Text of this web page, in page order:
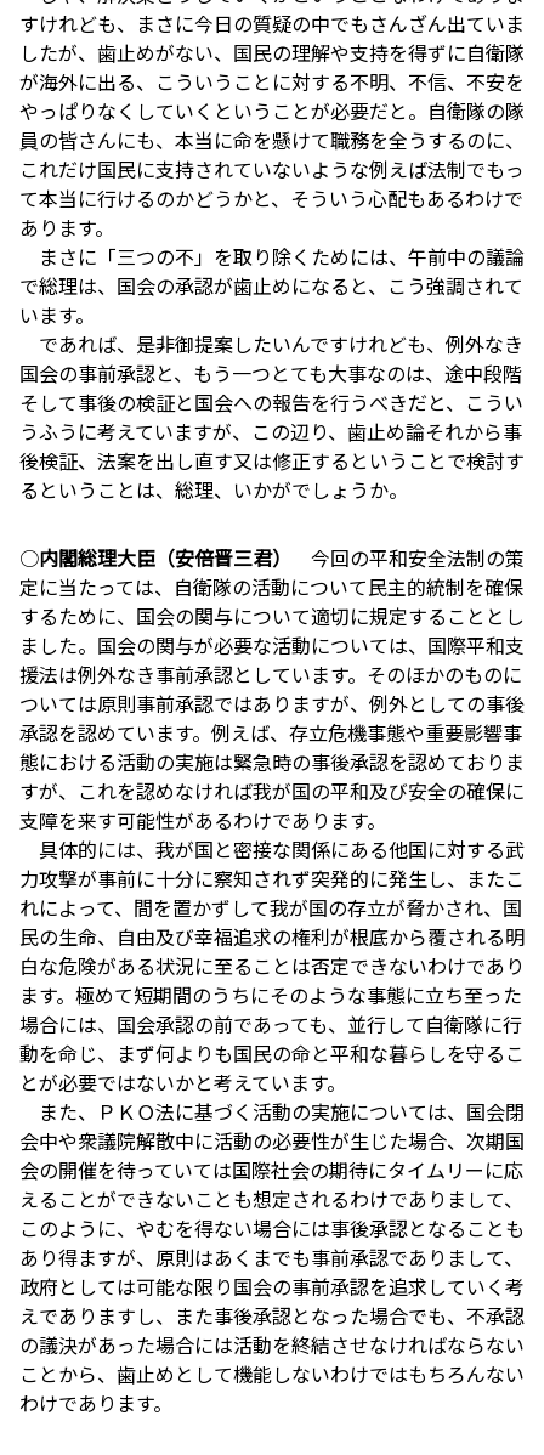
すけれども、まさに今日の質疑の中でもさんざん出ていま
したが、歯止めがない、国民の理解や支持を得ずに自衛隊
が海外に出る、こういうことに対する不明、不信、不安を
やっぱりなくしていくということが必要だと。自衛隊の隊
員の皆さんにも、本当に命を懸けて職務を全うするのに、
これだけ国民に支持されていないような例えば法制でもっ
て本当に行けるのかどうかと、そういう心配もあるわけで
あります。
まさに「三つの不」を取り除くためには、午前中の議論
で総理は、国会の承認が歯止めになると、こう強調されて
います。
であれば、是非御提案したいんですけれども、例外なき
国会の事前承認と、もう一つとても大事なのは、途中段階
そして事後の検証と国会への報告を行うべきだと、こうい
うふうに考えていますが、この辺り、歯止め論それから事
後検証、法案を出し直す又は修正するということで検討す
るということは、総理、いかがでしょうか。
○内閣総理大臣（安倍晋三君）
今回の平和安全法制の策
定に当たっては、自衛隊の活動について民主的統制を確保
するために、国会の関与について適切に規定することとし
ました。国会の関与が必要な活動については、国際平和支
援法は例外なき事前承認としています。そのほかのものに
ついては原則事前承認ではありますが、例外としての事後
承認を認めています。例えば、存立危機事態や重要影響事
態における活動の実施は緊急時の事後承認を認めておりま
すが、これを認めなければ我が国の平和及び安全の確保に
支障を来す可能性があるわけであります。
具体的には、我が国と密接な関係にある他国に対する武
力攻撃が事前に十分に察知されず突発的に発生し、またこ
れによって、間を置かずして我が国の存立が脅かされ、国
民の生命、自由及び幸福追求の権利が根底から覆される明
白な危険がある状況に至ることは否定できないわけであり
ます。極めて短期間のうちにそのような事態に立ち至った
場合には、国会承認の前であっても、並行して自衛隊に行
動を命じ、まず何よりも国民の命と平和な暮らしを守るこ
とが必要ではないかと考えています。
また、ＰＫＯ法に基づく活動の実施については、国会閉
会中や衆議院解散中に活動の必要性が生じた場合、次期国
会の開催を待っていては国際社会の期待にタイムリーに応
えることができないことも想定されるわけでありまして、
このように、やむを得ない場合には事後承認となることも
あり得ますが、原則はあくまでも事前承認でありまして、
政府としては可能な限り国会の事前承認を追求していく考
えでありますし、また事後承認となった場合でも、不承認
の議決があった場合には活動を終結させなければならない
ことから、歯止めとして機能しないわけではもちろんない
わけであります。